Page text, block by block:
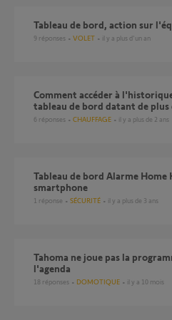
tableau de bord, action sur
9 réponses VOLET il y a plus d'un an
Comment accéder à l'historique des instructions dans le
tableau de bord datant de plus
6 réponses CHAUFFAGE il y a plus de 2 ans
Tableau de bord Alarme Home Keeper Pro pour
smartphone
1 réponse SÉCURITÉ il y a plus de 3 ans
Tahoma ne joue pas la programmation complete de
l'agenda
18 réponses DOMOTIQUE il y a 10 mois